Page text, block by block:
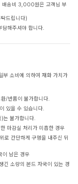
배송비 3,000원은 고객님 부
드립니다)
해주셔야 합니다.
부 소비에 의하여 재화 가치가
/반품이 불가합니다.
있을 수 있습니다.
는 불가합니다.
마감실 처리가 미흡한 경우
로 간단하게 구멍을 내주신 뒤
이 남은 경우
긴 소량의 본드 자국이 있는 경